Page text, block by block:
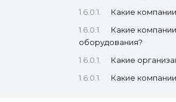
Какие
Какие
оборудования?
Какие
Какие